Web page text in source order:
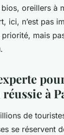
oreillers à
ici, n’est pas
priorité, mais
à
de
se réservent